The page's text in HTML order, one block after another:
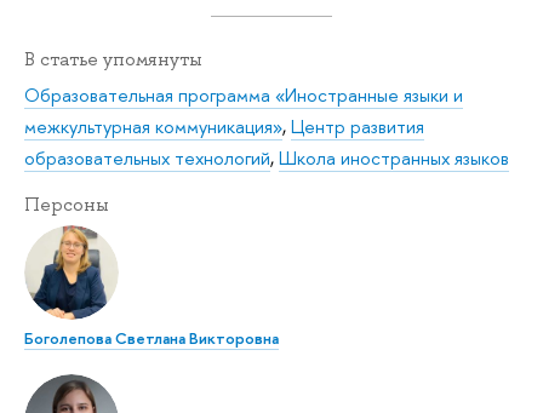
В статье упомянуты
Образовательная программа «Иностранные языки и
межкультурная коммуникация»,Центр развития
образовательных технологий,Школа иностранных языков
Персоны
Боголепова Светлана Викторовна